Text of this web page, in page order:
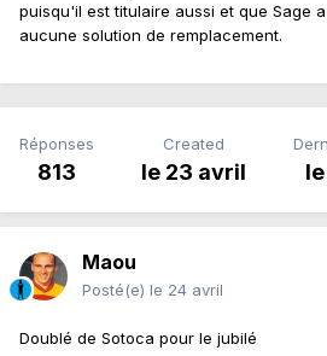
puisqu'il est titulaire aussi et que Sage
aucune solution de remplacement.
Réponses
813
Created
le 23 avril
Maou
Posté(e) le 24 avril
Doublé de Sotoca pour le jubilé